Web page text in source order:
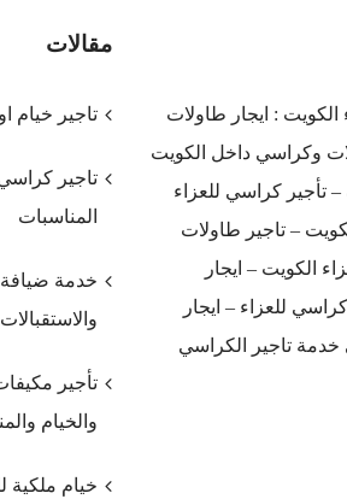
الكويت : ايجار طاولات
وكراسي داخل الكويت
تأجير كراسي للعزاء
– تاجير طاولات
الكويت – ايجار
للعزاء – ايجار
تاجير الكراسي
مقالات
تاجير خيام
تاجير
المناسبات
خدمة ضيافة
تأجير
والخيام
خيام ملكية